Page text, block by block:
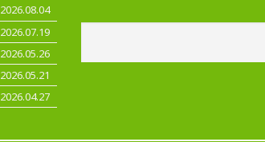
2026.08.04
2026.07.19
2026.05.26
2026.05.21
2026.04.27